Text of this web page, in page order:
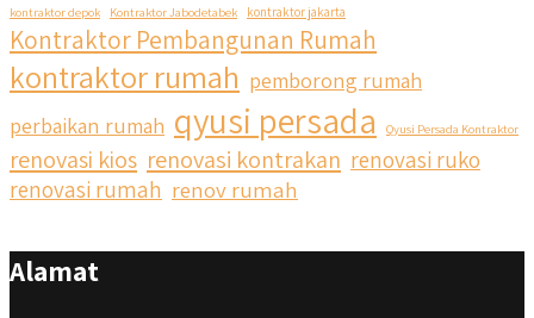
kontraktor depok
Kontraktor Jabodetabek kontraktor jakarta
Kontraktor Pembangunan Rumah
kontraktor rumah pemborong rumah
perbaikan rumah qyusi persada Qyusi Persada Kontraktor
renovasi kios renovasi kontrakan renovasi ruko
renovasi rumah renov rumah
Alamat